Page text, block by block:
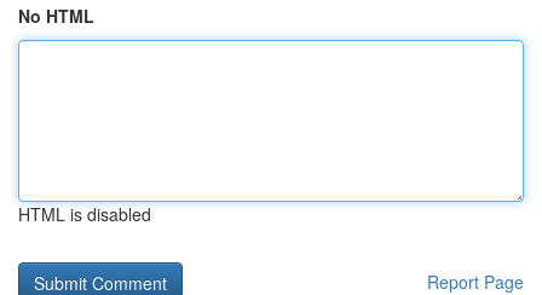
No HTML
HTML is disabled
Report Page